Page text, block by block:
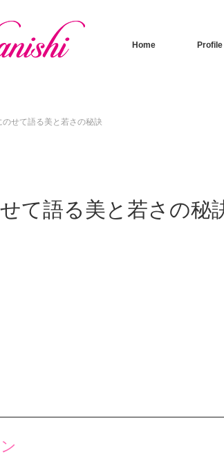
Home Profile
のせて語る美と若さの秘訣
て語る美と若さの秘